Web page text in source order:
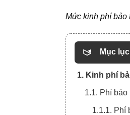
Mức kinh phí bảo
Mục lục
1. Kinh phí
1.1. Phí
1.1.1. Phí